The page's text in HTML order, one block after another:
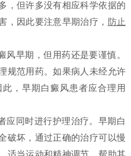
，但许多没有相应科学依据的
，因此要注意早期治疗，
防止
早期，但用药还是要谨慎。
规范用药。如果病人未经允许
，早期白癜风患者应合理用
同时进行护理治疗。早期白
破坏，通过正确的治疗可以慢